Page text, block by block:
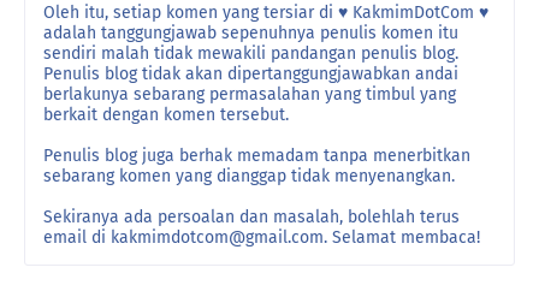
Oleh itu, setiap komen yang tersiar di ♥ KakmimDotCom ♥
adalah tanggungjawab sepenuhnya penulis komen itu
sendiri malah tidak mewakili pandangan penulis blog.
Penulis blog tidak akan dipertanggungjawabkan andai
berlakunya sebarang permasalahan yang timbul yang
berkait dengan komen tersebut.
Penulis blog juga berhak memadam tanpa menerbitkan
sebarang komen yang dianggap tidak menyenangkan.
Sekiranya ada persoalan dan masalah, bolehlah terus
email di kakmimdotcom@gmail.com. Selamat membaca!